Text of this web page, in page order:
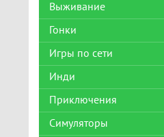
Выживание
Гонки
Игры по сети
Инди
Приключения
Симуляторы